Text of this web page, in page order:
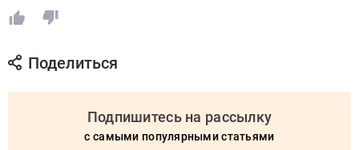
Поделиться
Подпишитесь на рассылку
с самыми популярными статьями